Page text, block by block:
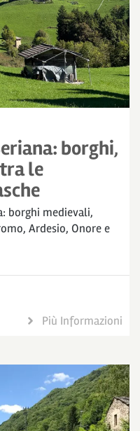
borghi,
le
borghi medievali,
Ardesio, Onore e
Più Informazioni